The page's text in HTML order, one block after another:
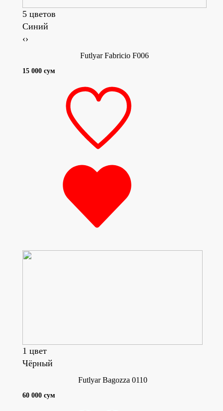
5 цветов
Синий
‹›
Futlyar Fabricio F006
15 000 сум
1 цвет
Чёрный
Futlyar Bagozza 0110
60 000 сум